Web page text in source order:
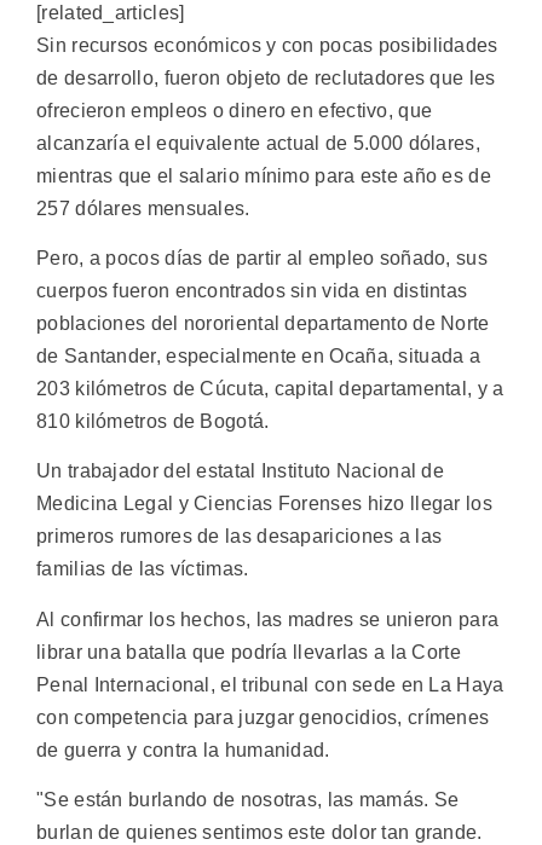
[related_articles]
Sin recursos económicos y con pocas posibilidades
de desarrollo, fueron objeto de reclutadores que les
ofrecieron empleos o dinero en efectivo, que
alcanzaría el equivalente actual de 5.000 dólares,
mientras que el salario mínimo para este año es de
257 dólares mensuales.
Pero, a pocos días de partir al empleo soñado, sus
cuerpos fueron encontrados sin vida en distintas
poblaciones del nororiental departamento de Norte
de Santander, especialmente en Ocaña, situada a
203 kilómetros de Cúcuta, capital departamental, y a
810 kilómetros de Bogotá.
Un trabajador del estatal Instituto Nacional de
Medicina Legal y Ciencias Forenses hizo llegar los
primeros rumores de las desapariciones a las
familias de las víctimas.
Al confirmar los hechos, las madres se unieron para
librar una batalla que podría llevarlas a la Corte
Penal Internacional, el tribunal con sede en La Haya
con competencia para juzgar genocidios, crímenes
de guerra y contra la humanidad.
"Se están burlando de nosotras, las mamás. Se
burlan de quienes sentimos este dolor tan grande.